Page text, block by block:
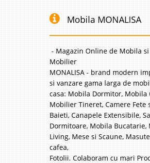
Mobila MONALISA
- Magazin Online de Mobila si
Mobilier
MONALISA - brand modern
si vanzare gama larga de
casa: Mobila Dormitor, Mobila
Mobilier Tineret, Camere Fete
Baieti, Canapele Extensibile,
Dormitoare, Mobila Bucatarie,
Living, Mese si Scaune,
cafea,
Fotolii. Colaboram cu mari